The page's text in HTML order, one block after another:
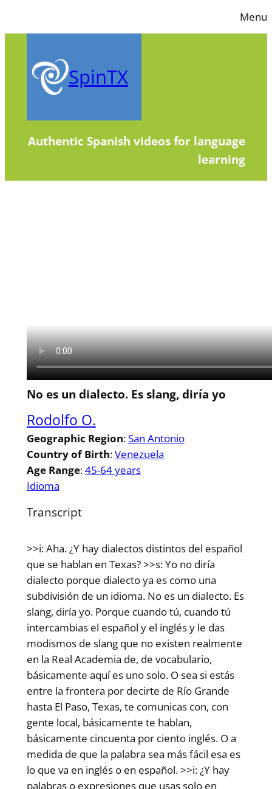
to
Menu
SpinTX
Authentic Spanish videos for language
learning
No es un dialecto. Es slang, diría yo
Rodolfo O.
Geographic Region:San Antonio
Country of Birth:Venezuela
Age Range:45-64 years
Idioma
Transcript
>>i: Aha. ¿Y hay dialectos distintos del español
que se hablan en Texas? >>s: Yo no diría
dialecto porque dialecto ya es como una
subdivisión de un idioma. No es un dialecto. Es
slang, diría yo. Porque cuando tú, cuando tú
intercambias el español y el inglés y le das
modismos de slang que no existen realmente
en la Real Academia de, de vocabulario,
básicamente aquí es uno solo. O sea si estás
entre la frontera por decirte de Río Grande
hasta El Paso, Texas, te comunicas con, con
gente local, básicamente te hablan,
básicamente cincuenta por ciento inglés. O a
medida de que la palabra sea más fácil esa es
lo que va en inglés o en español. >>i: ¿Y hay
palabras o expresiones que usas solo en